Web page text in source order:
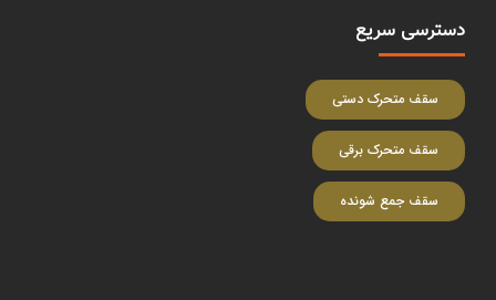
دسترسی سریع
سقف متحرک دستی
سقف متحرک برقی
سقف جمع شونده